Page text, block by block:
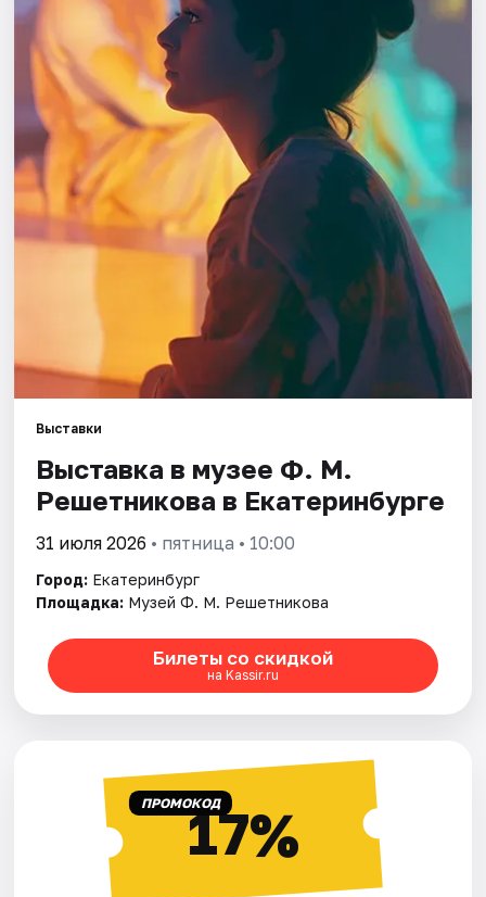
Города
Площадки
Артисты
Рейтинги
Выставки
Выставка в музее Ф. М.
Решетникова в Екатеринбурге
31 июля 2026 • пятница • 10:00
Город: Екатеринбург
Площадка: Музей Ф. М. Решетникова
Билеты со скидкой
на Kassir.ru
ПРОМОКОД17%